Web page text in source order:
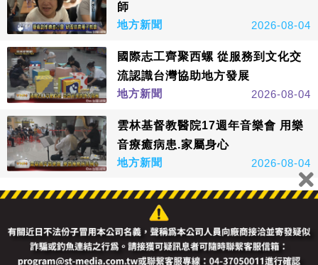
師
地方新聞
2026-08-04
國際志工齊聚西螺 從服務到文化交
流認識台灣協助地方發展
地方新聞
2026-08-04
雲林基督教醫院17週年音樂會 用樂
音療癒病患.家屬身心
地方新聞
2026-08-04
看更多